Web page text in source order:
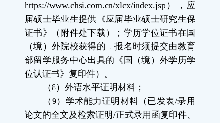
https://www.chsi.com.cn/xlcx/index.jsp ），应
届硕士毕业生提供《应届毕业硕士研究生保
证书》（附件处下载）；学历学位证书在国
（境）外院校获得的，报名时须提交由教育
部留学服务中心出具的《国（境）外学历学
位认证书》复印件）。
（8）外语水平证明材料；
（ 9） 学术能力证明材料（已发表/录用
论文的全文及检索证明 /正式录用函复印件、